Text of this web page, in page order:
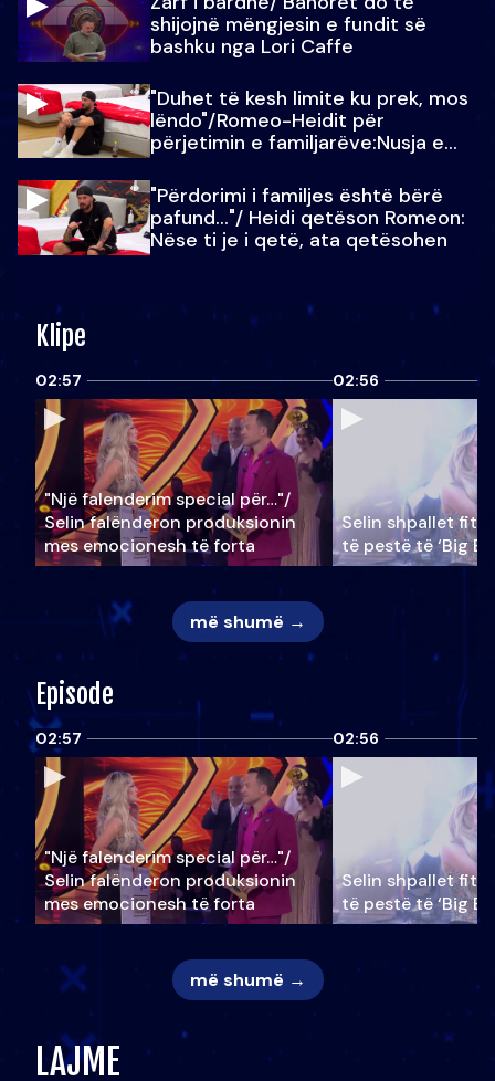
shijojnë mëngjesin e fundit së
bashku nga Lori Caffe
"Duhet të kesh limite ku prek, mos
lëndo"/Romeo-Heidit për
përjetimin e familjarëve:Nusja e
"Përdorimi i familjes është bërë
pafund…"/ Heidi qetëson Romeon:
Nëse ti je i qetë, ata qetësohen
Klipe
02:57
"Një falenderim special për…"/
Selin falënderon produksionin
mes emocionesh të forta
02:56
Selin shpallet
të pestë të ‘Big
më shumë →
Episode
02:57
"Një falenderim special për…"/
Selin falënderon produksionin
mes emocionesh të forta
02:56
Selin shpallet
të pestë të ‘Big
më shumë →
LAJME